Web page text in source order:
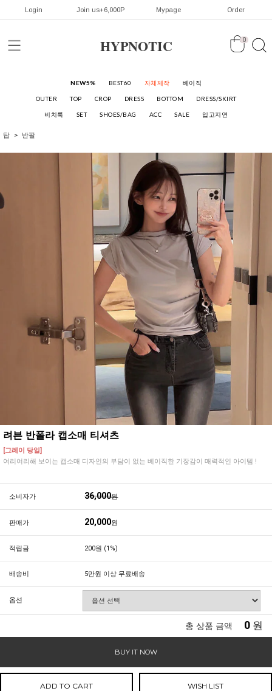
Login Join us+6,000P Mypage Order
HYPNOTIC 0
NEW5% BEST60 자체제작 베이직
OUTER TOP CROP DRESS BOTTOM DRESS/SKIRT
비치룩 SET SHOES/BAG ACC SALE 입고지연
탑 반팔
려븐 반폴라 캡소매 티셔츠
[그레이 당일]
여리여리해 보이는 캡소매 디자인의 부담이 없는 베이직한 기장감이 매력적인 아이템 !
소비자가 36,000원
판매가 20,000원
적립금 200원 (1%)
배송비 5만원 이상 무료배송
옵션
총 상품 금액 0 원
BUY IT NOW
ADD TO CART WISH LIST